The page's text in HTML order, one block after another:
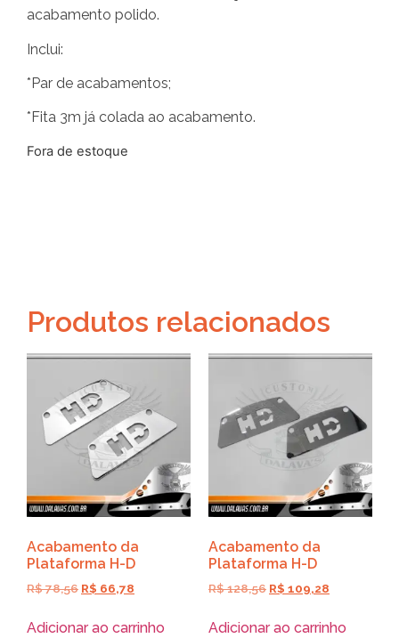
acabamento polido.
Inclui:
*Par de acabamentos;
*Fita 3m já colada ao acabamento.
Fora de estoque
Produtos relacionados
Acabamento da
Plataforma H-D
R$78,56 R$ 66,78
Adicionar ao carrinho
Acabamento da
Plataforma H-D
R$128,56 R$ 109,28
Adicionar ao carrinho